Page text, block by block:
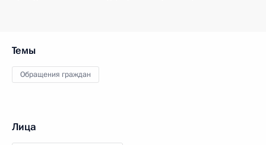
Темы
Обращения граждан
Лица